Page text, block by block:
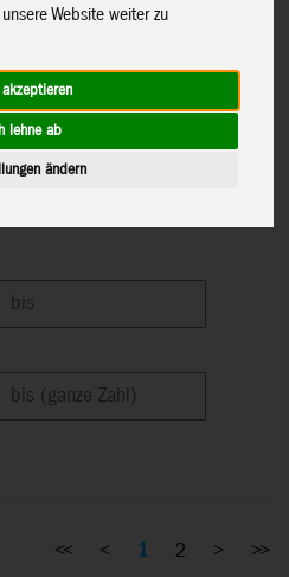
Website weiter zu
lehne ab
ändern
<< < 1 2 > >>